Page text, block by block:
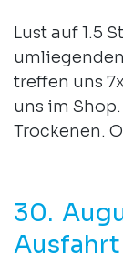
Lust auf 1.5
treffen uns
uns im
Trockenen.
30.